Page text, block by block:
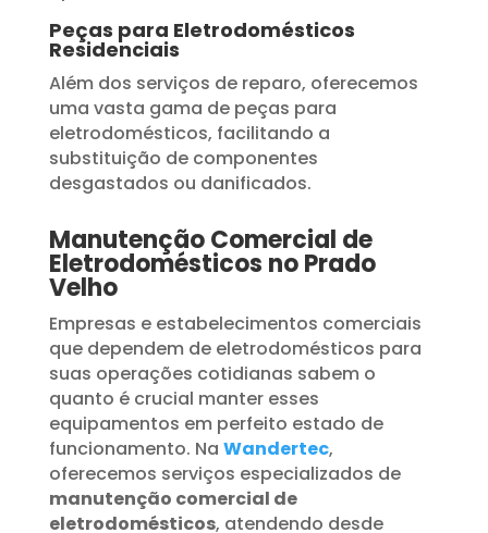
Peças para Eletrodomésticos
Residenciais
Além dos serviços de reparo, oferecemos
uma vasta gama de peças para
eletrodomésticos, facilitando a
substituição de componentes
desgastados ou danificados.
Manutenção Comercial de
Eletrodomésticos no Prado
Velho
Empresas e estabelecimentos comerciais
que dependem de eletrodomésticos para
suas operações cotidianas sabem o
quanto é crucial manter esses
equipamentos em perfeito estado de
funcionamento. Na Wandertec,
oferecemos serviços especializados de
manutenção comercial de
eletrodomésticos, atendendo desde